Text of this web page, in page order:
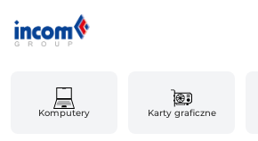
Komputery Karty graficzne